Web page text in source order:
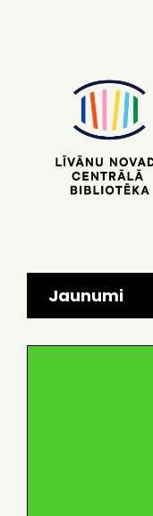
Jaunumi